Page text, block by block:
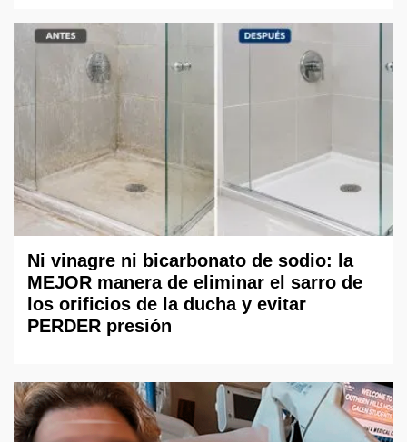
Ni vinagre ni bicarbonato de sodio: la
MEJOR manera de eliminar el sarro de
los orificios de la ducha y evitar
PERDER presión